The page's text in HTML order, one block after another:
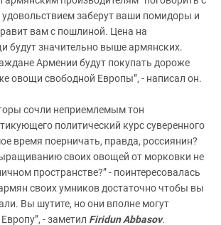
удовольствием заберут ваши помидоры и
вам с пошлиной. Цена на
будут значительно выше армянских.
Армении будут покупать дороже
овощи свободной Европы”, - написал он.
сочли неприемлемым тон
политический курс суверенного
время поерничать, правда, россиянин?
своих овощей от морковки не
пространстве?” - поинтересовалась
своих умников достаточно чтобы вы
Вы шутите, но они вполне могут
- заметил Firidun Abbasov.